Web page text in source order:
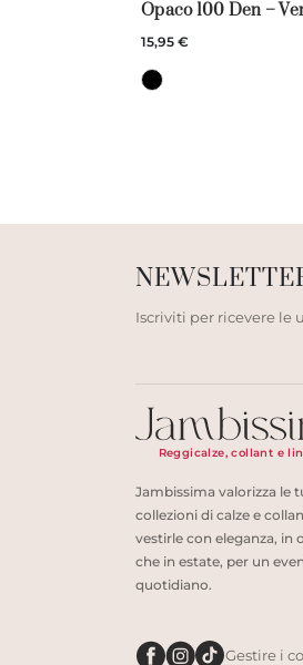
Opaco 100 Den –
15,95 €
Iscriviti per ricevere le
Reggicalze, collant e
Jambissima valorizza le
collezioni di calze e
vestirle con eleganza, in
che in estate, per un
quotidiano.
Gestire i